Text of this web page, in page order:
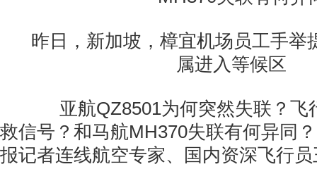
昨日，新加坡，樟宜机场员工手举
属进入等候区
亚航QZ8501为何突然失联？飞
救信号？和马航MH370失联有何异同
报记者连线航空专家、国内资深飞行